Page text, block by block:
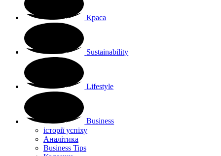
Краса
Sustainability
Lifestyle
Business
історії успіху
Аналітика
Business Tips